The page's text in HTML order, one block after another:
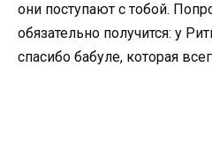
они поступают с тобой.
обязательно получится: у
спасибо бабуле, которая